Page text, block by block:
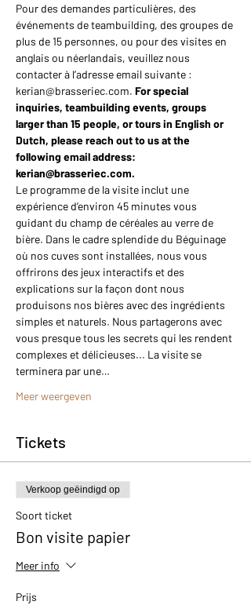
Pour des demandes particulières, des
événements de teambuilding, des groupes de
plus de 15 personnes, ou pour des visites en
anglais ou néerlandais, veuillez nous
contacter à l’adresse email suivante :
kerian@brasseriec.com. For special
inquiries, teambuilding events, groups
larger than 15 people, or tours in English or
Dutch, please reach out to us at the
following email address:
kerian@brasseriec.com.
Le programme de la visite inclut une
expérience d’environ 45 minutes vous
guidant du champ de céréales au verre de
bière. Dans le cadre splendide du Béguinage
où nos cuves sont installées, nous vous
offrirons des jeux interactifs et des
explications sur la façon dont nous
produisons nos bières avec des ingrédients
simples et naturels. Nous partagerons avec
vous presque tous les secrets qui les rendent
complexes et délicieuses... La visite se
terminera par une…
Meer weergeven
Tickets
Verkoop geëindigd op
Soort ticket
Bon visite papier
Meer info
Prijs